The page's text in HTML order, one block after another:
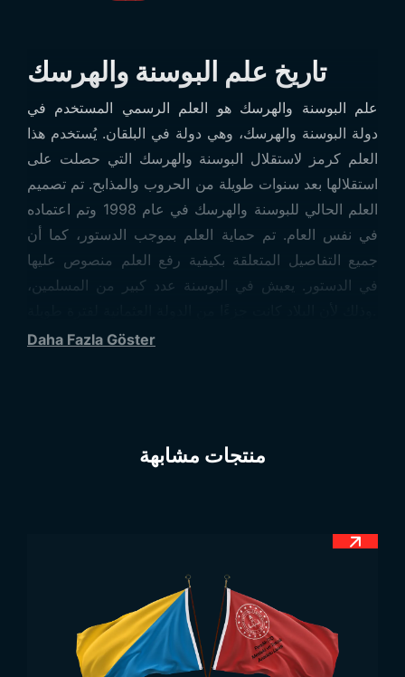
تاريخ علم البوسنة والهرسك
علم البوسنة والهرسك هو العلم الرسمي المستخدم في
دولة البوسنة والهرسك، وهي دولة في البلقان. يُستخدم هذا
العلم كرمز لاستقلال البوسنة والهرسك التي حصلت على
استقلالها بعد سنوات طويلة من الحروب والمذابح. تم تصميم
العلم الحالي للبوسنة والهرسك في عام 1998 وتم اعتماده
في نفس العام. تم حماية العلم بموجب الدستور، كما أن
جميع التفاصيل المتعلقة بكيفية رفع العلم منصوص عليها
في الدستور. يعيش في البوسنة عدد كبير من المسلمين،
بعد أن قتل الصرب شعب البوسنة والهرسك بشكل منهجي
والهرسك ليست غنية بالثروات المعدنية، ويشكل قطاع
خصوصًا من الحقبة العثمانية، مكانة كبيرة في البلاد. تُعتبر
والمسلمون في تركيا كإخوة، ولهذا السبب يُستخدم علم
معنى علم البوسنة والهرسك
Daha Fazla Göster
منتجات مشابهة